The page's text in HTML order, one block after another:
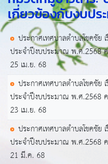
เกี่ยวข้องกับงบปร
ประกาศเทศบาลตำบลโชคชัย
ประจำปีงบประมาณ พ.ศ.2568
25 เม.ย. 68
ประกาศเทศบาลตำบลโชคชัย
ประจำปีงบประมาณ พ.ศ.2568
23 เม.ย. 68
ประกาศเทศบาลตำบลโชคชัย
ประจำปีงบประมาณ พ.ศ.2568
21 มี.ค. 68